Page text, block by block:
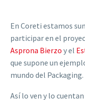
En Coreti estamos
participar en el
Asprona Bierzo y el
que supone un
mundo del Packaging.
Así lo ven y lo